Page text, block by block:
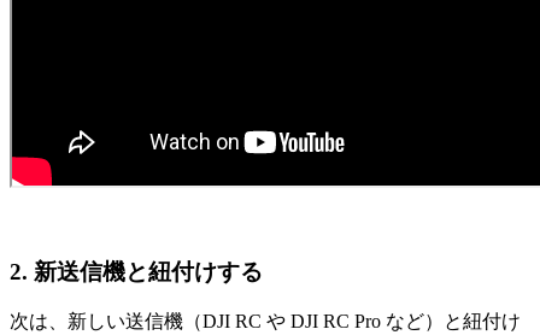
2. 新送信機と紐付けする
次は、新しい送信機（DJI RC や DJI RC Pro など）と紐付け